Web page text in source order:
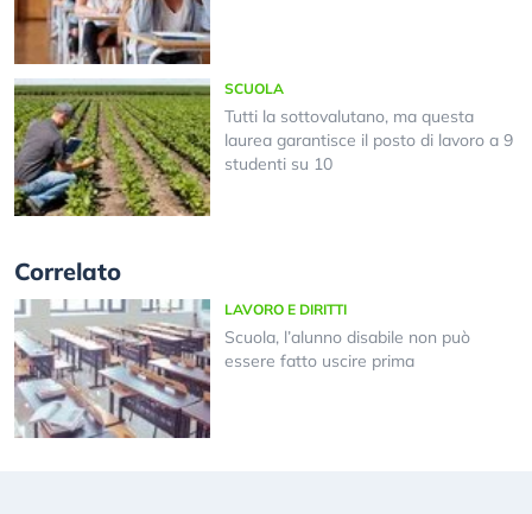
SCUOLA
Tutti la sottovalutano, ma questa
laurea garantisce il posto di lavoro a 9
studenti su 10
Correlato
LAVORO E DIRITTI
Scuola, l’alunno disabile non può
essere fatto uscire prima